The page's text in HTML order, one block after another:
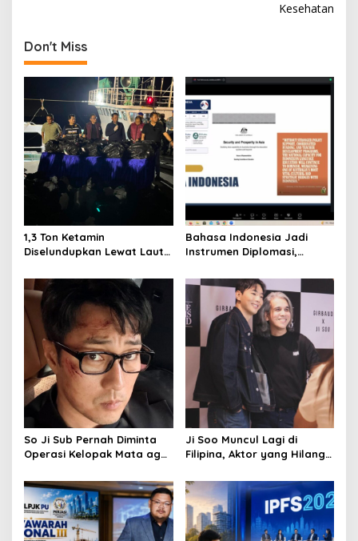
n
a
g
a
t
i
o
n
Kesehatan
Don't Miss
1,3 Ton Ketamin
Diselundupkan Lewat Laut
Ditangkap
Bahasa Indonesia Jadi
Instrumen Diplomasi,
Budaya di Australia hingga
So Ji Sub Pernah Diminta
Operasi Kelopak Mata agar
Jadi Ikonnya
Ji Soo Muncul Lagi di
Filipina, Aktor yang Hilang
Ribuan Fans